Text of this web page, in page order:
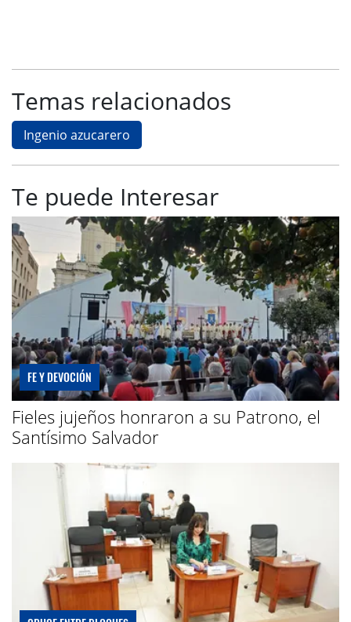
Temas relacionados
Ingenio azucarero
Te puede Interesar
FE Y DEVOCIÓN
Fieles jujeños honraron a su Patrono, el
Santísimo Salvador